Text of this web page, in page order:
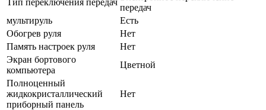
передач
мультируль
Есть
Обогрев руля
Нет
Память настроек руля
Нет
Экран бортового
компьютера
Цветной
Полноценный
жидкокристаллический
приборный панель
Нет